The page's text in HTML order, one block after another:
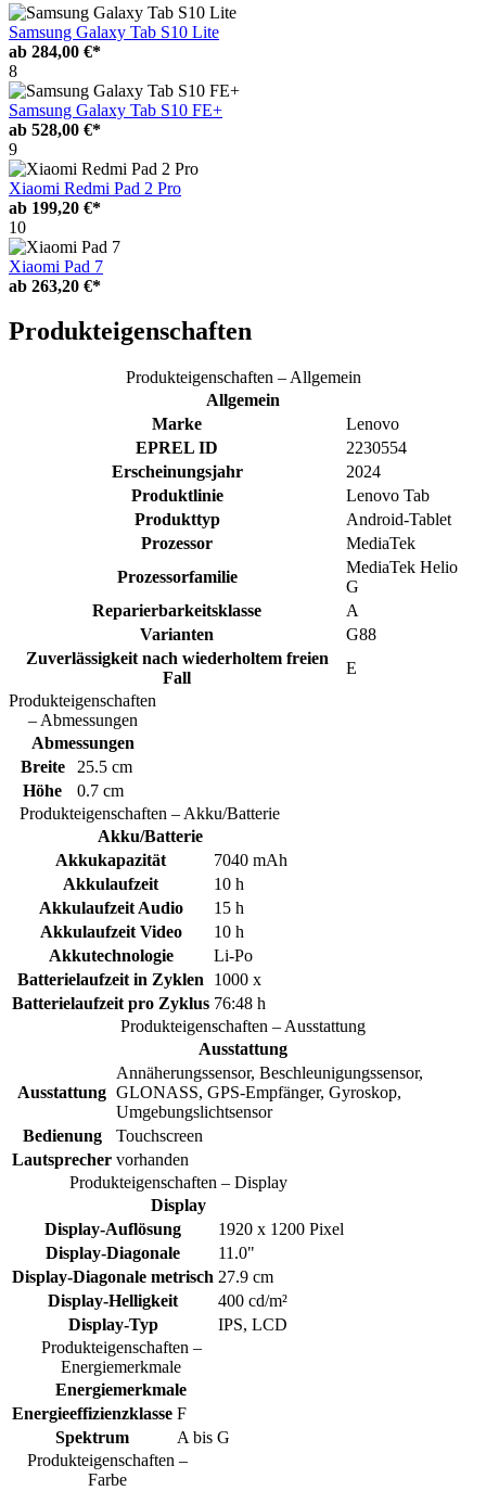
Samsung Galaxy Tab S10 Lite
ab 284,00 €*
8
Samsung Galaxy Tab S10 FE+
ab 528,00 €*
9
Xiaomi Redmi Pad 2 Pro
ab 199,20 €*
10
Xiaomi Pad 7
ab 263,20 €*
Produkteigenschaften
Produkteigenschaften – Allgemein
Allgemein
Marke
Lenovo
EPREL ID
2230554
Erscheinungsjahr
2024
Produktlinie
Lenovo Tab
Produkttyp
Android-Tablet
Prozessor
MediaTek
Prozessorfamilie
MediaTek Helio
G
Reparierbarkeitsklasse
A
Varianten
G88
Zuverlässigkeit nach wiederholtem freien
Fall
E
Produkteigenschaften
– Abmessungen
Abmessungen
Breite
25.5 cm
Höhe
0.7 cm
Produkteigenschaften – Akku/Batterie
Akku/Batterie
Akkukapazität
7040 mAh
Akkulaufzeit
10 h
Akkulaufzeit Audio
15 h
Akkulaufzeit Video
10 h
Akkutechnologie
Li-Po
Batterielaufzeit in Zyklen
1000 x
Batterielaufzeit pro Zyklus 76:48 h
Produkteigenschaften – Ausstattung
Ausstattung
Ausstattung
Annäherungssensor, Beschleunigungssensor,
GLONASS, GPS-Empfänger, Gyroskop,
Umgebungslichtsensor
Bedienung
Touchscreen
Lautsprecher vorhanden
Produkteigenschaften – Display
Display
Display-Auflösung
1920 x 1200 Pixel
Display-Diagonale
11.0"
Display-Diagonale metrisch 27.9 cm
Display-Helligkeit
400 cd/m²
Display-Typ
IPS, LCD
Produkteigenschaften –
Energiemerkmale
Energiemerkmale
Energieeffizienzklasse F
Spektrum
A bis G
Produkteigenschaften –
Farbe